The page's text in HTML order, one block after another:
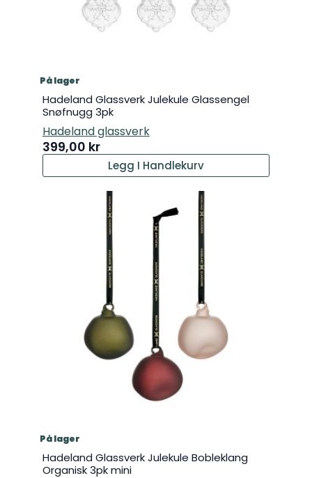
På lager
Hadeland Glassverk Julekule Glassengel
Snøfnugg 3pk
Hadeland glassverk
399,00 kr
Legg I Handlekurv
På lager
Hadeland Glassverk Julekule Bobleklang
Organisk 3pk mini